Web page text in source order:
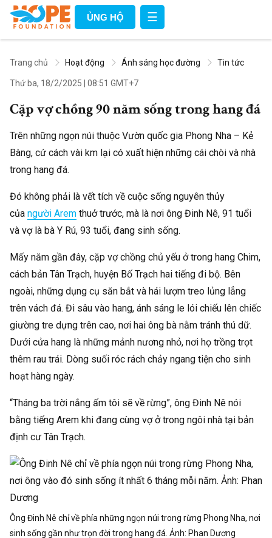
ỦNG HỘ ☰
Trang chủ Hoạt động Ánh sáng học đường Tin tức
Thứ ba, 18/2/2025 08:51 GMT+7
Cặp vợ chồng 90 năm sống trong hang đá
Trên những ngọn núi thuộc Vườn quốc gia Phong Nha – Kẻ
Bàng, cứ cách vài km lại có xuất hiện những cái chòi và nhà
trong hang đá.
Đó không phải là vết tích về cuộc sống nguyên thủy
của người Arem thuở trước, mà là nơi ông Đinh Nê, 91 tuổi
và vợ là bà Y Rú, 93 tuổi, đang sinh sống.
Mấy năm gần đây, cặp vợ chồng chủ yếu ở trong hang Chim,
cách bản Tân Trạch, huyện Bố Trạch hai tiếng đi bộ. Bên
ngoài, những dụng cụ săn bắt và hái lượm treo lủng lẳng
trên vách đá. Đi sâu vào hang, ánh sáng le lói chiếu lên chiếc
giường tre dựng trên cao, nơi hai ông bà nằm tránh thú dữ.
Dưới cửa hang là những mảnh nương nhỏ, nơi họ trồng trọt
thêm rau trái. Dòng suối róc rách chảy ngang tiện cho sinh
hoạt hàng ngày.
“Tháng ba trời nắng ấm tôi sẽ về rừng”, ông Đinh Nê nói
bằng tiếng Arem khi đang cùng vợ ở trong ngôi nhà tại bản
định cư Tân Trạch.
Ông Đinh Nê chỉ về phía những ngọn núi trong rừng Phong Nha, nơi
sinh sống gần như trọn đời trong hang đá. Ảnh: Phan Dương